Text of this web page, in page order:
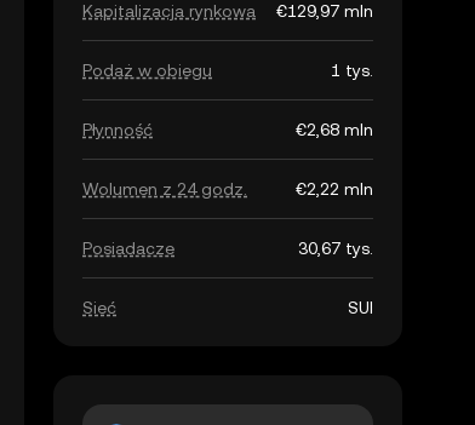
Kapitalizacja rynkowa €129,97 mln
Podaż w obiegu 1 tys.
Płynność €2,68 mln
Wolumen z 24 godz. €2,22 mln
Posiadacze 30,67 tys.
Sieć SUI